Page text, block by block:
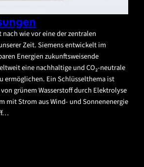
nach wie vor eine der zentralen
Zeit. Siemens entwickelt im
Energien zukunftsweisende
eine nachhaltige und CO₂-neutrale
ermöglichen. Ein Schlüsselthema ist
grünem Wasserstoff durch Elektrolyse
mit Strom aus Wind- und Sonnenenergie